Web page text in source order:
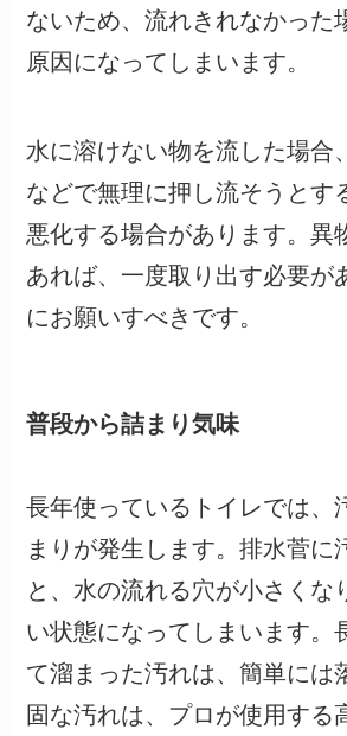
ないため、流れきれなかった
原因になってしまいます。
水に溶けない物を流した場合
などで無理に押し流そうとす
悪化する場合があります。異
あれば、一度取り出す必要が
にお願いすべきです。
普段から詰まり気味
長年使っているトイレでは、
まりが発生します。排水菅に
と、水の流れる穴が小さくな
い状態になってしまいます。
て溜まった汚れは、簡単には
固な汚れは、プロが使用する